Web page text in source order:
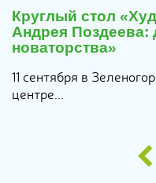
Круглый стол
Андрея Поздеева:
новаторства»
11 сентября в
центре...